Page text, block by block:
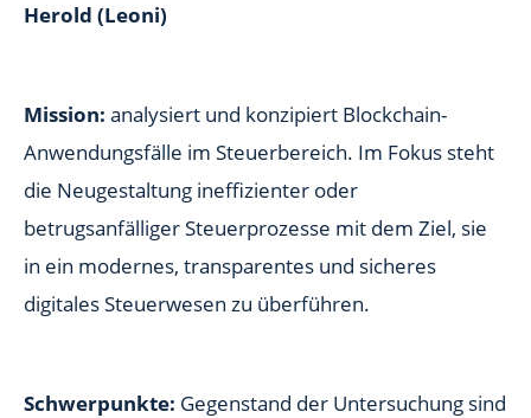
Herold (Leoni)
Mission: analysiert und konzipiert Blockchain-
Anwendungsfälle im Steuerbereich. Im Fokus steht
die Neugestaltung ineffizienter oder
betrugsanfälliger Steuerprozesse mit dem Ziel, sie
in ein modernes, transparentes und sicheres
digitales Steuerwesen zu überführen.
Schwerpunkte: Gegenstand der Untersuchung sind